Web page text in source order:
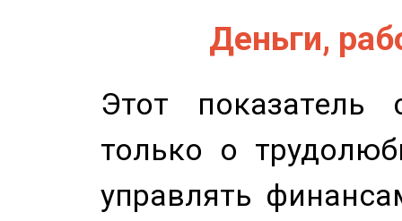
Деньги,
Этот показатель
только о
управлять